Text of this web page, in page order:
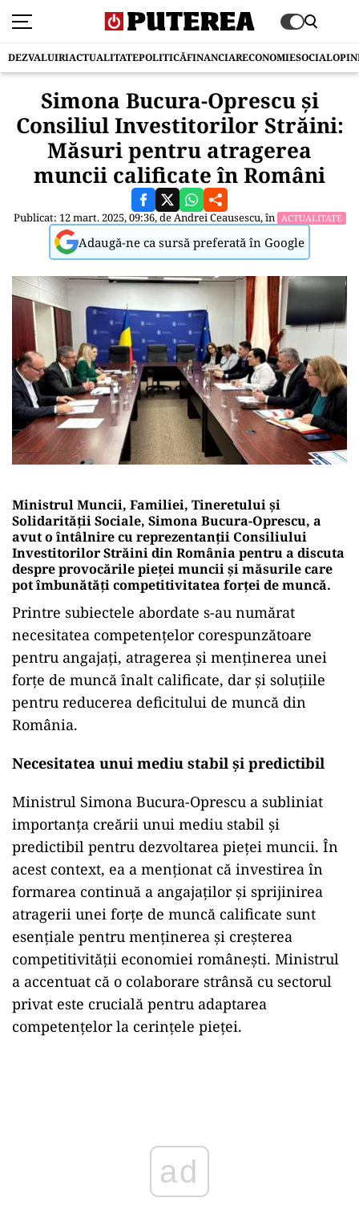
DEZVALUIRIACTUALITATEPOLITICĂFINANCIARECONOMIESOCIAL
Simona Bucura-Oprescu și
Consiliul Investitorilor Străini:
Măsuri pentru atragerea
muncii calificate în Români
Publicat: 12 mart. 2025, 09:36, deAndrei Ceausescu, în ACTUALITATE
Adaugă-ne ca sursă preferată în Google
Ministrul Muncii, Familiei, Tineretului și
Solidarității Sociale, Simona Bucura-Oprescu, a
avut o întâlnire cu reprezentanții Consiliului
Investitorilor Străini din România pentru a discuta
despre provocările pieței muncii și măsurile care
pot îmbunătăți competitivitatea forței de muncă.
Printre subiectele abordate s-au numărat
necesitatea competențelor corespunzătoare
pentru angajați, atragerea și menținerea unei
forțe de muncă înalt calificate, dar și soluțiile
pentru reducerea deficitului de muncă din
România.
Necesitatea unui mediu stabil și predictibil
Ministrul Simona Bucura-Oprescu a subliniat
importanța creării unui mediu stabil și
predictibil pentru dezvoltarea pieței muncii. În
acest context, ea a menționat că investirea în
formarea continuă a angajaților și sprijinirea
atragerii unei forțe de muncă calificate sunt
esențiale pentru menținerea și creșterea
competitivității economiei românești. Ministrul
a accentuat că o colaborare strânsă cu sectorul
privat este crucială pentru adaptarea
competențelor la cerințele pieței.